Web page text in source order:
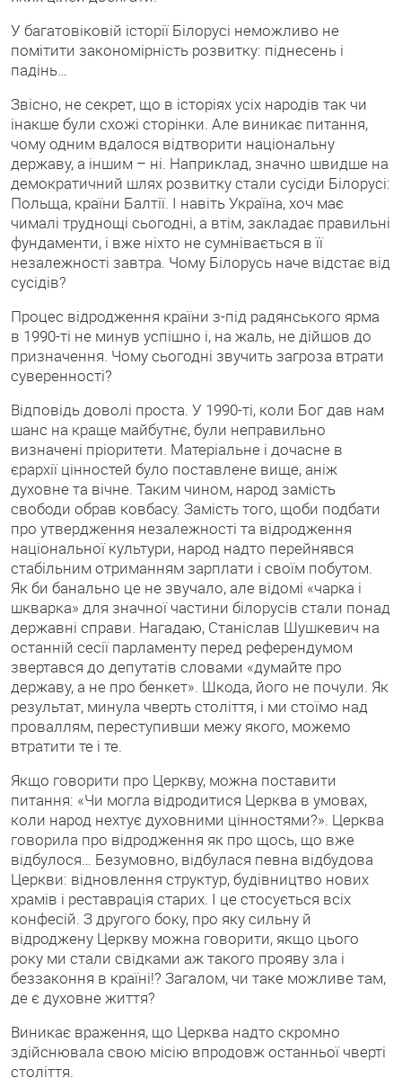
У багатовіковій історії Білорусі неможливо не
помітити закономірність розвитку: піднесень і
падінь…
Звісно, не секрет, що в історіях усіх народів так чи
інакше були схожі сторінки. Але виникає питання,
чому одним вдалося відтворити національну
державу, а іншим – ні. Наприклад, значно швидше на
демократичний шлях розвитку стали сусіди Білорусі:
Польща, країни Балтії. І навіть Україна, хоч має
чималі труднощі сьогодні, а втім, закладає правильні
фундаменти, і вже ніхто не сумнівається в її
незалежності завтра. Чому Білорусь наче відстає від
сусідів?
Процес відродження країни з-під радянського ярма
в 1990-ті не минув успішно і, на жаль, не дійшов до
призначення. Чому сьогодні звучить загроза втрати
суверенності?
Відповідь доволі проста. У 1990-ті, коли Бог дав нам
шанс на краще майбутнє, були неправильно
визначені пріоритети. Матеріальне і дочасне в
єрархії цінностей було поставлене вище, аніж
духовне та вічне. Таким чином, народ замість
свободи обрав ковбасу. Замість того, щоби подбати
про утвердження незалежності та відродження
національної культури, народ надто перейнявся
стабільним отриманням зарплати і своїм побутом.
Як би банально це не звучало, але відомі «чарка і
шкварка» для значної частини білорусів стали понад
державні справи. Нагадаю, Станіслав Шушкевич на
останній сесії парламенту перед референдумом
звертався до депутатів словами «думайте про
державу, а не про бенкет». Шкода, його не почули. Як
результат, минула чверть століття, і ми стоїмо над
проваллям, переступивши межу якого, можемо
втратити те і те.
Якщо говорити про Церкву, можна поставити
питання: «Чи могла відродитися Церква в умовах,
коли народ нехтує духовними цінностями?». Церква
говорила про відродження як про щось, що вже
відбулося… Безумовно, відбулася певна відбудова
Церкви: відновлення структур, будівництво нових
храмів і реставрація старих. І це стосується всіх
конфесій. З другого боку, про яку сильну й
відроджену Церкву можна говорити, якщо цього
року ми стали свідками аж такого прояву зла і
беззаконня в країні!? Загалом, чи таке можливе там,
де є духовне життя?
Виникає враження, що Церква надто скромно
здійснювала свою місію впродовж останньої чверті
століття.